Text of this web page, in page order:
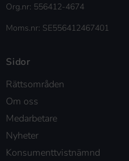
Org.nr: 556412-4674
Moms.nr: SE556412467401
Sidor
Rättsområden
Om oss
Medarbetare
Nyheter
Konsumenttvistnämnd